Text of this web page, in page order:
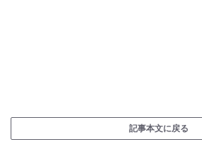
記事本文に戻る